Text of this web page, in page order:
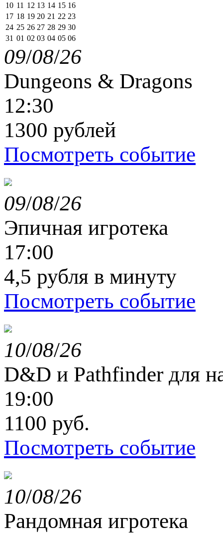
10 11 12 13 14 15 16
17 18 19 20 21 22 23
24 25 26 27 28 29 30
31 01 02 03 04 05 06
09/08/26
Dungeons & Dragons
12:30
1300 рублей
Посмотреть событие
09/08/26
Эпичная игротека
17:00
4,5 рубля в минуту
Посмотреть событие
10/08/26
D&D и Pathfinder для
19:00
1100 руб.
Посмотреть событие
10/08/26
Рандомная игротека